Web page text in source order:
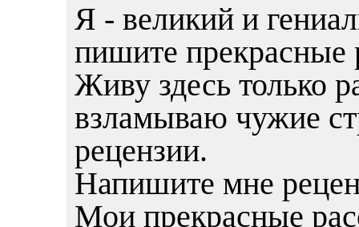
Я - великий и
пишите прекрасные
Живу здесь только
взламываю чужие
рецензии.
Напишите мне
Мои прекрасные